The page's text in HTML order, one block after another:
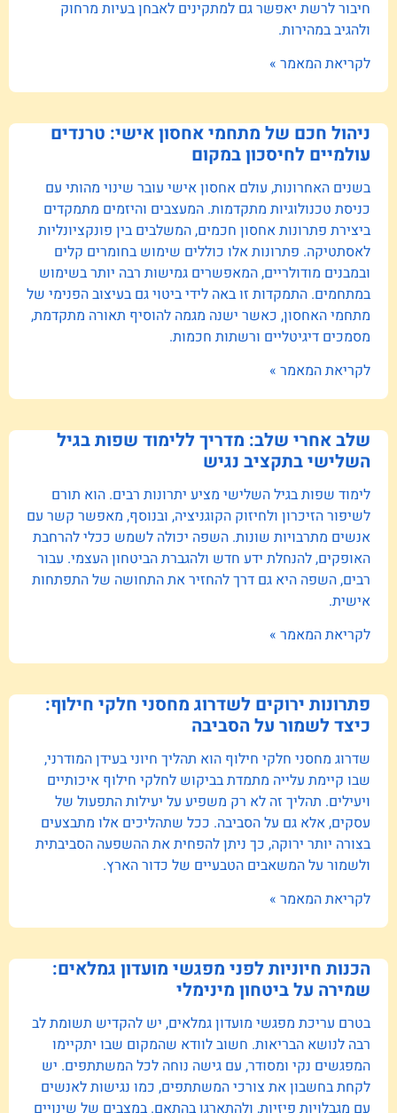
חיבור לרשת יאפשר גם למתקינים לאבחן בעיות מרחוק
ולהגיב במהירות.
לקריאת המאמר »
ניהול חכם של מתחמי אחסון אישי: טרנדים
עולמיים לחיסכון במקום
בשנים האחרונות, עולם אחסון אישי עובר שינוי מהותי עם
כניסת טכנולוגיות מתקדמות. המעצבים והיזמים מתמקדים
ביצירת פתרונות אחסון חכמים, המשלבים בין פונקציונליות
לאסתטיקה. פתרונות אלו כוללים שימוש בחומרים קלים
ובמבנים מודולריים, המאפשרים גמישות רבה יותר בשימוש
במתחמים. התמקדות זו באה לידי ביטוי גם בעיצוב הפנימי של
מתחמי האחסון, כאשר ישנה מגמה להוסיף תאורה מתקדמת,
מסמכים דיגיטליים ורשתות חכמות.
לקריאת המאמר »
שלב אחרי שלב: מדריך ללימוד שפות בגיל
השלישי בתקציב נגיש
לימוד שפות בגיל השלישי מציע יתרונות רבים. הוא תורם
לשיפור הזיכרון ולחיזוק הקוגניציה, ובנוסף, מאפשר קשר עם
אנשים מתרבויות שונות. השפה יכולה לשמש ככלי להרחבת
האופקים, להנחלת ידע חדש ולהגברת הביטחון העצמי. עבור
רבים, השפה היא גם דרך להחזיר את התחושה של התפתחות
אישית.
לקריאת המאמר »
פתרונות ירוקים לשדרוג מחסני חלקי חילוף:
כיצד לשמור על הסביבה
שדרוג מחסני חלקי חילוף הוא תהליך חיוני בעידן המודרני,
שבו קיימת עלייה מתמדת בביקוש לחלקי חילוף איכותיים
ויעילים. תהליך זה לא רק משפיע על יעילות התפעול של
עסקים, אלא גם על הסביבה. ככל שתהליכים אלו מתבצעים
בצורה יותר ירוקה, כך ניתן להפחית את ההשפעה הסביבתית
ולשמור על המשאבים הטבעיים של כדור הארץ.
לקריאת המאמר »
הכנות חיוניות לפני מפגשי מועדון גמלאים:
שמירה על ביטחון מינימלי
בטרם עריכת מפגשי מועדון גמלאים, יש להקדיש תשומת לב
רבה לנושא הבריאות. חשוב לוודא שהמקום שבו יתקיימו
המפגשים נקי ומסודר, עם גישה נוחה לכל המשתתפים. יש
לקחת בחשבון את צורכי המשתתפים, כמו נגישות לאנשים